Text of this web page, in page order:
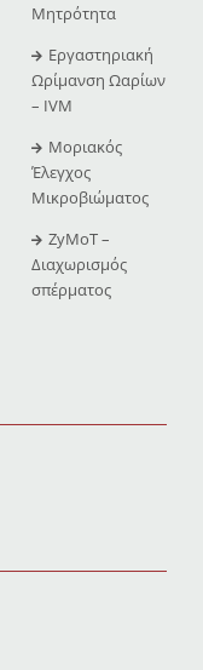
Μητρότητα
Εργαστηριακή
Ωρίμανση Ωαρίων
– IVM
Μοριακός
Έλεγχος
Μικροβιώματος
ZyMoT –
Διαχωρισμός
σπέρματος